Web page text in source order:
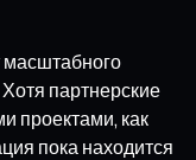
масштабного
партнерские
проектами, как
пока находится